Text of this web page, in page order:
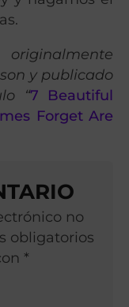
y publicado
“7 Beautiful
Forget Are
no
obligatorios
*